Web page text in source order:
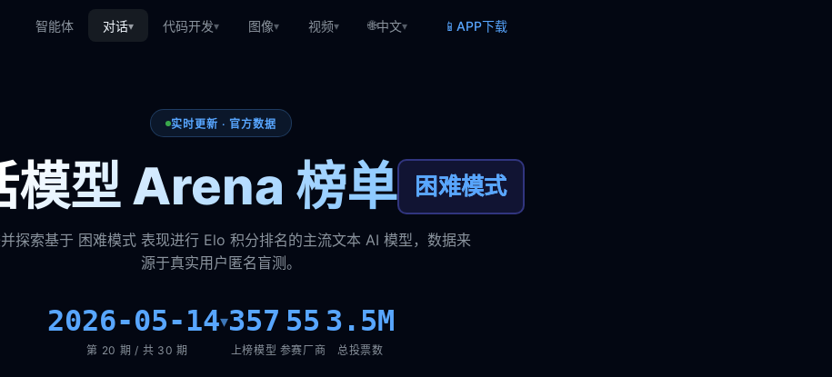
智能体 对话▾ 代码开发▾ 图像▾ 视频▾ 🌐中文▾ 📱 APP下载
实时更新 · 官方数据
模型 Arena 榜单 困难模式
并探索基于 困难模式 表现进行 Elo 积分排名的主流文本 AI 模型，数据来
源于真实用户匿名盲测。
2026-05-14▾
第 20 期 / 共 30 期
357
上榜模型
55
参赛厂商
3.5M
总投票数